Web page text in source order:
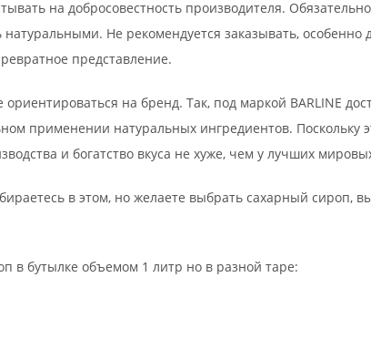
на добросовестность производителя.
Не рекомендуется заказывать,
представление.
на бренд. Так, под маркой BARLINE
применении натуральных ингредиентов. Поскольку
и богатство вкуса не хуже, чем у лучших
в этом, но желаете выбрать сахарный сироп,
в бутылке объемом 1 литр но в разной таре: